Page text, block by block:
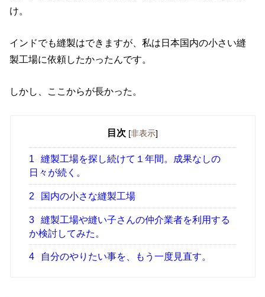
け。
インドでも縫製はできますが、私は日本国内の小さい縫
製工場に依頼したかったんです。
しかし、ここからが長かった。
目次 [非表示]
1
縫製工場を探し続けて１年間。成果なしの
日々が続く。
2 国内の小さな縫製工場
3
縫製工場や縫い子さんの仲介業者を利用する
か検討してみた。
4 自分のやりたい事を、もう一度見直す。